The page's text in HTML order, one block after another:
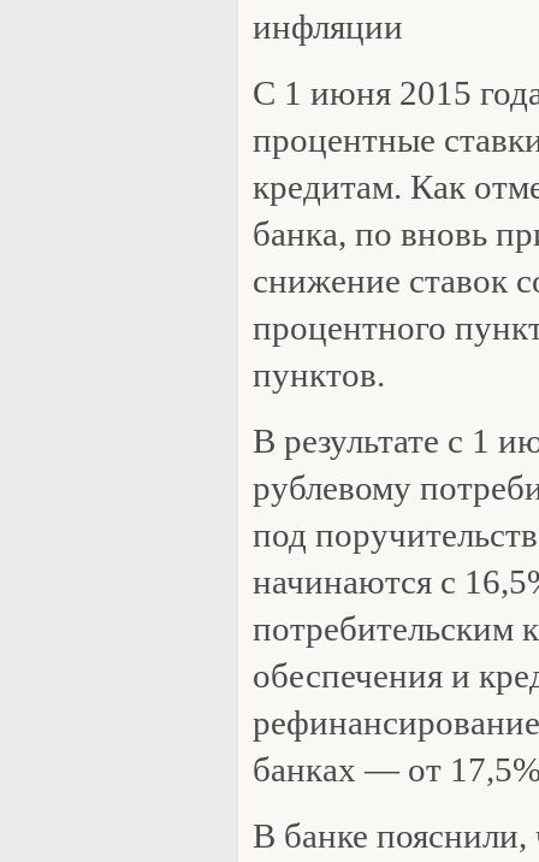
инфляции
С 1 июня 2015
процентные
кредитам. Как
банка, по вновь
снижение ставок
процентного
пунктов.
В результате с 1
рублевому
под
начинаются с
потребительским
обеспечения и
банках — от
В банке